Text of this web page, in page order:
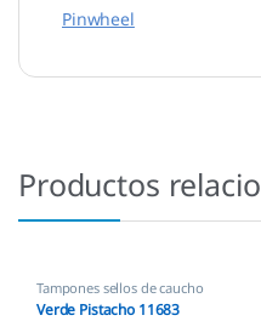
Pinwheel
Productos
Tampones sellos de caucho
Verde Pistacho 11683